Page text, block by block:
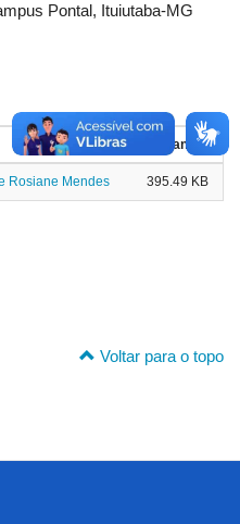
Pontal, Ituiutaba-MG
Tamanho
Rosiane Mendes 395.49 KB
Voltar para o topo